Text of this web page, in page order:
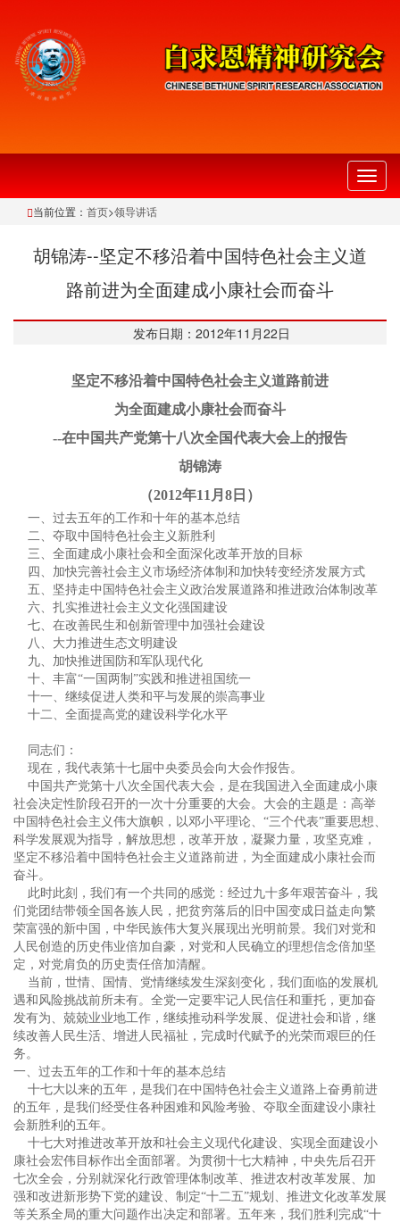
切
换
当前位置： 首页>领导讲话
胡锦涛--坚定不移沿着中国特色社会主义道
路前进为全面建成小康社会而奋斗
发布日期：2012年11月22日
坚定不移沿着中国特色社会主义道路前进
为全面建成小康社会而奋斗
--在中国共产党第十八次全国代表大会上的报告
胡锦涛
（2012年11月8日）
一、过去五年的工作和十年的基本总结
二、夺取中国特色社会主义新胜利
三、全面建成小康社会和全面深化改革开放的目标
四、加快完善社会主义市场经济体制和加快转变经济发展方式
五、坚持走中国特色社会主义政治发展道路和推进政治体制改革
六、扎实推进社会主义文化强国建设
七、在改善民生和创新管理中加强社会建设
八、大力推进生态文明建设
九、加快推进国防和军队现代化
十、丰富“一国两制”实践和推进祖国统一
十一、继续促进人类和平与发展的崇高事业
十二、全面提高党的建设科学化水平
同志们：
现在，我代表第十七届中央委员会向大会作报告。
中国共产党第十八次全国代表大会，是在我国进入全面建成小康
社会决定性阶段召开的一次十分重要的大会。大会的主题是：高举
中国特色社会主义伟大旗帜，以邓小平理论、“三个代表”重要思想、
科学发展观为指导，解放思想，改革开放，凝聚力量，攻坚克难，
坚定不移沿着中国特色社会主义道路前进，为全面建成小康社会而
奋斗。
此时此刻，我们有一个共同的感觉：经过九十多年艰苦奋斗，我
们党团结带领全国各族人民，把贫穷落后的旧中国变成日益走向繁
荣富强的新中国，中华民族伟大复兴展现出光明前景。我们对党和
人民创造的历史伟业倍加自豪，对党和人民确立的理想信念倍加坚
定，对党肩负的历史责任倍加清醒。
当前，世情、国情、党情继续发生深刻变化，我们面临的发展机
遇和风险挑战前所未有。全党一定要牢记人民信任和重托，更加奋
发有为、兢兢业业地工作，继续推动科学发展、促进社会和谐，继
续改善人民生活、增进人民福祉，完成时代赋予的光荣而艰巨的任
务。
一、过去五年的工作和十年的基本总结
十七大以来的五年，是我们在中国特色社会主义道路上奋勇前进
的五年，是我们经受住各种困难和风险考验、夺取全面建设小康社
会新胜利的五年。
十七大对推进改革开放和社会主义现代化建设、实现全面建设小
康社会宏伟目标作出全面部署。为贯彻十七大精神，中央先后召开
七次全会，分别就深化行政管理体制改革、推进农村改革发展、加
强和改进新形势下党的建设、制定“十二五”规划、推进文化改革发展
等关系全局的重大问题作出决定和部署。五年来，我们胜利完成“十